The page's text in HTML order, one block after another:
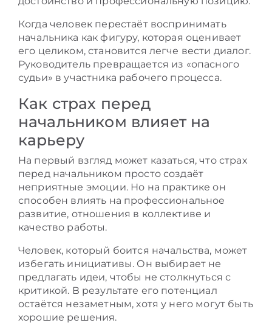
Когда человек перестаёт воспринимать
начальника как фигуру, которая оценивает
его целиком, становится легче вести диалог.
Руководитель превращается из «опасного
судьи» в участника рабочего процесса.
Как страх перед
начальником влияет на
карьеру
На первый взгляд может казаться, что страх
перед начальником просто создаёт
неприятные эмоции. Но на практике он
способен влиять на профессиональное
развитие, отношения в коллективе и
качество работы.
Человек, который боится начальства, может
избегать инициативы. Он выбирает не
предлагать идеи, чтобы не столкнуться с
критикой. В результате его потенциал
остаётся незаметным, хотя у него могут быть
хорошие решения.